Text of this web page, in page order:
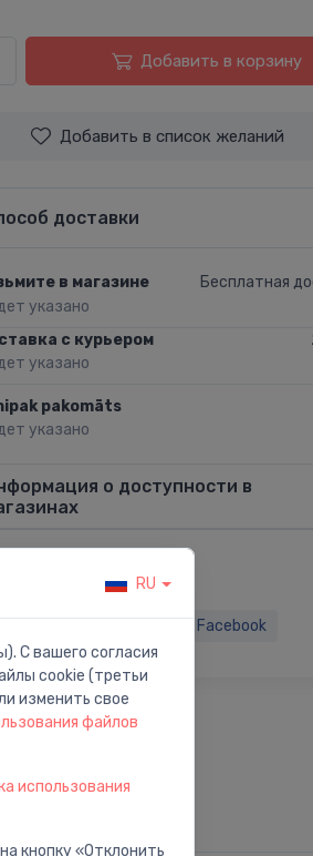
Добавить в корзину
Добавить в список желаний
доставки
в магазине
указано
Бесплатная
с курьером
указано
pakomāts
указано
о доступности в
Facebook
RU
С вашего согласия
cookie (третьи
изменить свое
файлов
использования
кнопку «Отклонить